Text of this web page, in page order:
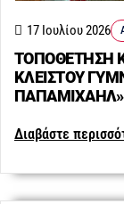
ΤΟΠΟΘΕΤΗΣΗ
ΚΛΕΙΣΤΟΥ
ΠΑΠΑΜΙΧΑΗΛ»
17 Ιουλίου 2026
Διαβάστε